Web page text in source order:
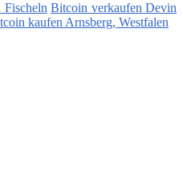
Bitcoin verkaufen Devin
kaufen Arnsberg, Westfalen